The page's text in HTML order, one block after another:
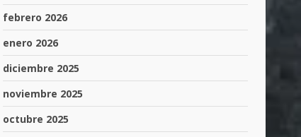
febrero 2026
enero 2026
diciembre 2025
noviembre 2025
octubre 2025